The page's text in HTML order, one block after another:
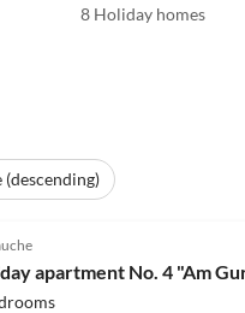
8 Holiday homes
(descending)